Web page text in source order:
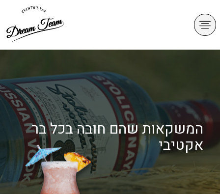
המשקאות שהם חובה בכל בר
אקטיבי